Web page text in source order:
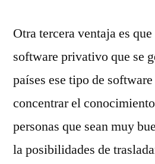
Otra tercera ventaja es
software privativo que se
países ese tipo de
concentrar el
personas que sean muy
la posibilidades de